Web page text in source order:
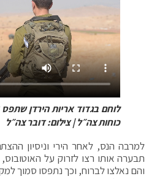
לוחם בגדוד אריות הירדן
כוחות צה״ל | צילום: דובר צה״ל
למרבה הנס, לאחר הירי וניסיון
תבערה אותו רצו לזרוק על
והם נאלצו לברוח, וכך נתפסו סמוך